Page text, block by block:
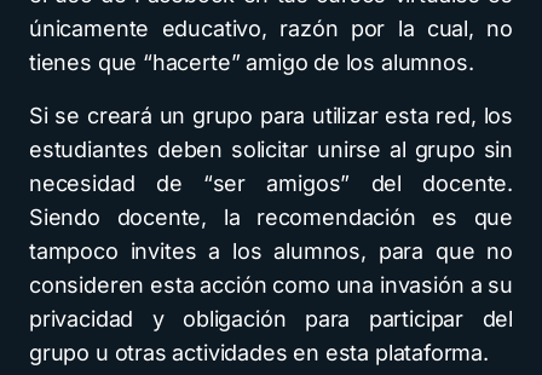
únicamente educativo, razón por la cual, no
tienes que “hacerte” amigo de los alumnos.
Si se creará un grupo para utilizar esta red, los
estudiantes deben solicitar unirse al grupo sin
necesidad de “ser amigos” del docente.
Siendo docente, la recomendación es que
tampoco invites a los alumnos, para que no
consideren esta acción como una invasión a su
privacidad y obligación para participar del
grupo u otras actividades en esta plataforma.